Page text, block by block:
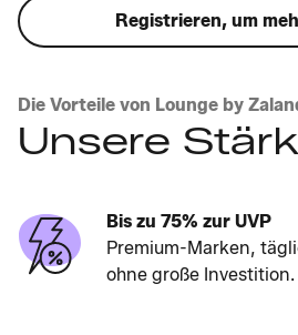
Registrieren, um
Die Vorteile von Lounge by
Unsere
Bis zu 75% zur UVP
Premium-Marken,
ohne große Investition.